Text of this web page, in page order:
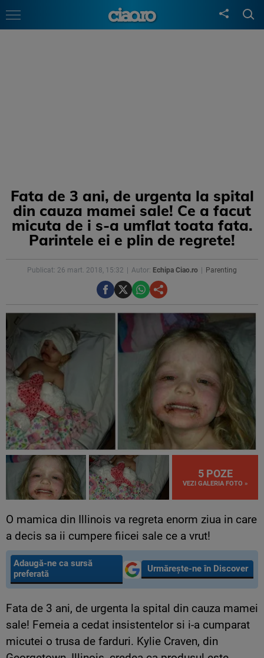
Fata de 3 ani, de urgenta la spital
din cauza mamei sale! Ce a facut
micuta de i s-a umflat toata fata.
Parintele ei e plin de regrete!
Publicat: 26 mart. 2018, 15:32 Autor: Echipa Ciao.ro Parenting
5 POZE
VEZI GALERIA FOTO »
O mamica din Illinois va regreta enorm ziua in care
a decis sa ii cumpere fiicei sale ce a vrut!
Adaugă-ne ca sursă
preferată
Urmărește-ne în Discover
Fata de 3 ani, de urgenta la spital din cauza mamei
sale! Femeia a cedat insistentelor si i-a cumparat
micutei o trusa de farduri. Kylie Craven, din